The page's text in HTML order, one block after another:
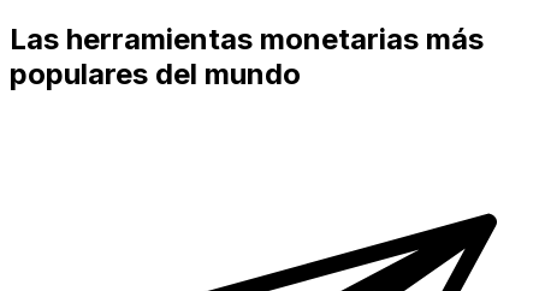
Las herramientas monetarias más
populares del mundo